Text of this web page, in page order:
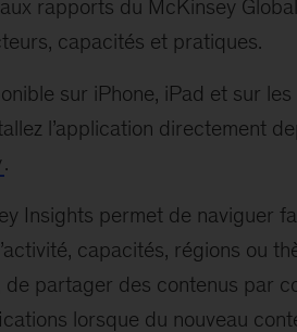
rapports du McKinsey
capacités et pratiques.
sur iPhone, iPad et sur
l’application directement
.
Insights permet de naviguer
capacités, régions ou
partager des contenus par
lorsque du nouveau